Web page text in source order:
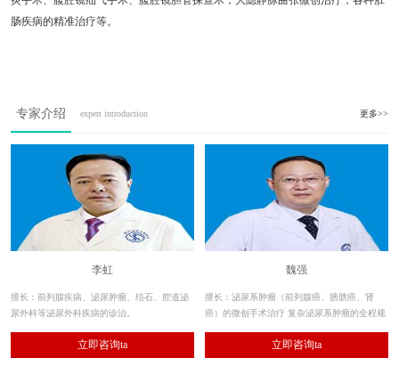
肠疾病的精准治疗等。
专家介绍 expert introduction 更多>>
李虹
擅长：前列腺疾病、泌尿肿瘤、结石、腔道泌
尿外科等泌尿外科疾病的诊治。
立即咨询ta
魏强
擅长：泌尿系肿瘤（前列腺癌、膀胱癌、肾
癌）的微创手术治疗 复杂泌尿系肿瘤的全程规
等的激光及经尿道微创手术治疗）
立即咨询ta